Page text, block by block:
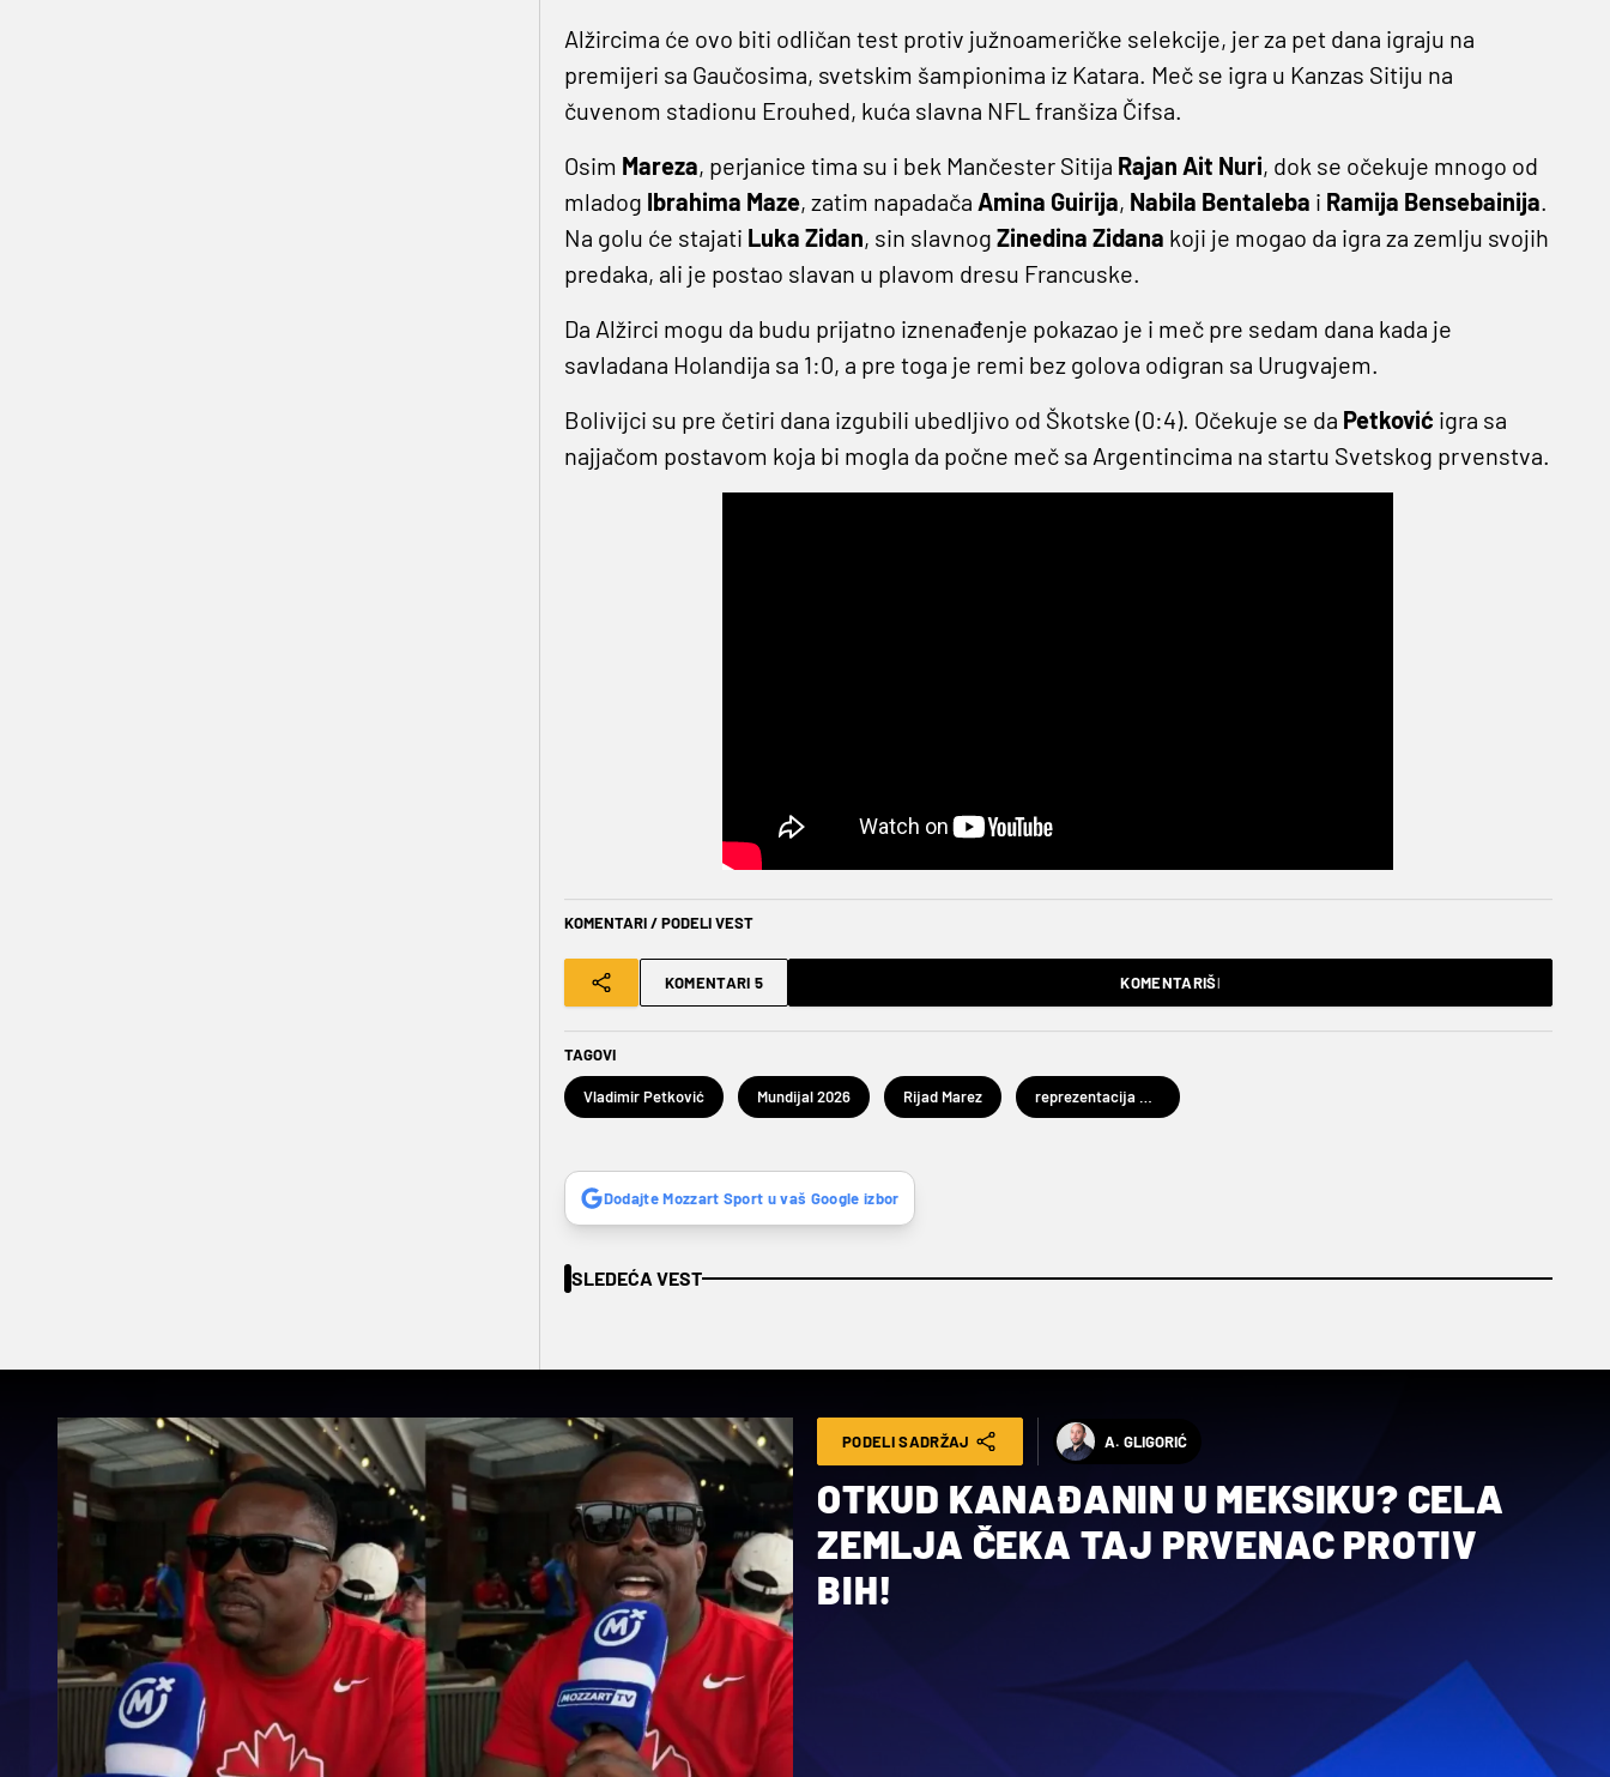
Alžircima će ovo biti odličan test protiv južnoameričke selekcije, jer za pet dana igraju na
premijeri sa Gaučosima, svetskim šampionima iz Katara. Meč se igra u Kanzas Sitiju na
čuvenom stadionu Erouhed, kuća slavna NFL franšiza Čifsa.
Osim Mareza, perjanice tima su i bek Mančester Sitija Rajan Ait Nuri, dok se očekuje mnogo od
mladog Ibrahima Maze, zatim napadača Amina Guirija, Nabila Bentaleba i Ramija Bensebainija.
Na golu će stajati Luka Zidan, sin slavnog Zinedina Zidana koji je mogao da igra za zemlju svojih
predaka, ali je postao slavan u plavom dresu Francuske.
Da Alžirci mogu da budu prijatno iznenađenje pokazao je i meč pre sedam dana kada je
savladana Holandija sa 1:0, a pre toga je remi bez golova odigran sa Urugvajem.
Bolivijci su pre četiri dana izgubili ubedljivo od Škotske (0:4). Očekuje se da Petković igra sa
najjačom postavom koja bi mogla da počne meč sa Argentincima na startu Svetskog prvenstva.
KOMENTARI / PODELI VEST
KOMENTARI 5 KOMENTARIŠI
TAGOVI
Vladimir Petković Mundijal 2026 Rijad Marez reprezentacija Alžira
Dodajte Mozzart Sport u vaš Google izbor
SLEDEĆA VEST
PODELI SADRŽAJ A. GLIGORIĆ
OTKUD KANAĐANIN U MEKSIKU? CELA
ZEMLJA ČEKA TAJ PRVENAC PROTIV
BIH!